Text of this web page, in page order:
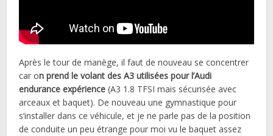
Après le tour de manège, il faut de nouveau se concentrer
car on prend le volant des A3 utilisées pour l’Audi
endurance expérience (A3 1.8 TFSI mais sécurisée avec
arceaux et baquet). De nouveau une gymnastique pour
s’installer dans ce véhicule, et je ne parle pas de la position
de conduite un peu étrange pour moi vu le baquet assez